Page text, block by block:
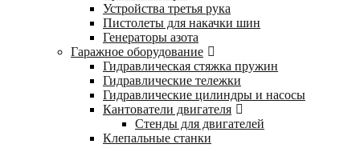
Устройства третья рука
Пистолеты для накачки шин
Генераторы азота
Гаражное оборудование
Гидравлическая стяжка пружин
Гидравлические тележки
Гидравлические цилиндры и насосы
Кантователи двигателя
Стенды для двигателей
Клепальные станки